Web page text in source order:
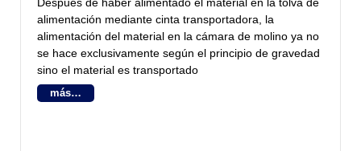
alimentación mediante cinta transportadora, la
alimentación del material en la cámara de molino ya no
se hace exclusivamente según el principio de gravedad
sino el material es transportado
más…